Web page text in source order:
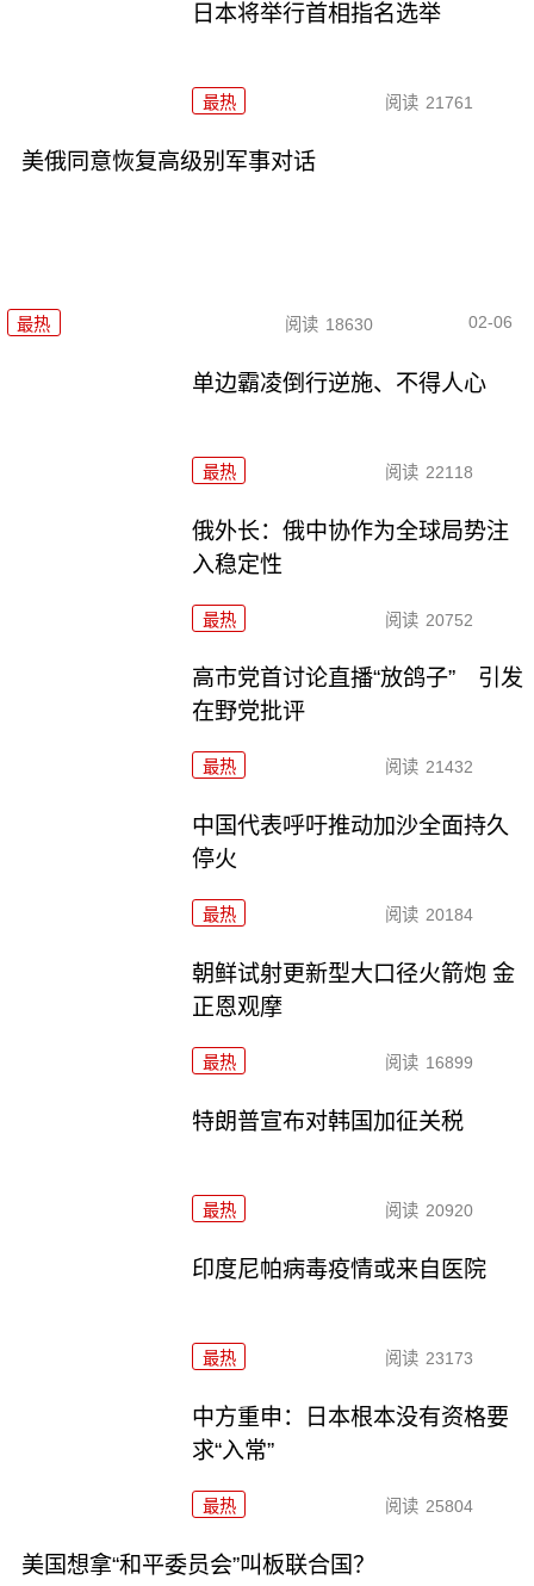
日本将举行首相指名选举
最热 阅读 21761
美俄同意恢复高级别军事对话
最热 阅读 18630 02-06
单边霸凌倒行逆施、不得人心
最热 阅读 22118
俄外长：俄中协作为全球局势注
入稳定性
最热 阅读 20752
高市党首讨论直播“放鸽子” 引发
在野党批评
最热 阅读 21432
中国代表呼吁推动加沙全面持久
停火
最热 阅读 20184
朝鲜试射更新型大口径火箭炮 金
正恩观摩
最热 阅读 16899
特朗普宣布对韩国加征关税
最热 阅读 20920
印度尼帕病毒疫情或来自医院
最热 阅读 23173
中方重申：日本根本没有资格要
求“入常”
最热 阅读 25804
美国想拿“和平委员会”叫板联合国？